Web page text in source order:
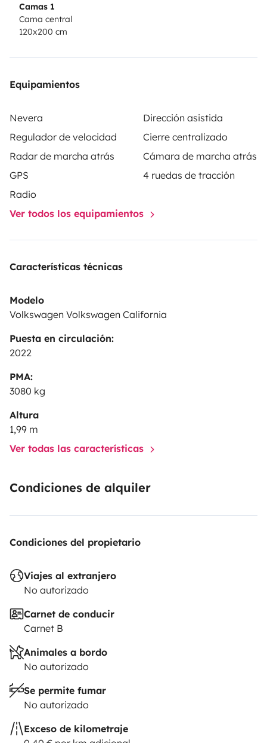
litres, plaque de cuisson 2 feux au gaz, évier et douche
extérieure (eau froide). Location porte vélo 4 vélos sur
Camas 1
Cama central
120x200 cm
Equipamientos
Nevera
Dirección asistida
Regulador de velocidad
Cierre centralizado
Radar de marcha atrás
Cámara de marcha atrás
GPS
4 ruedas de tracción
Radio
Ver todos los equipamientos
Características técnicas
Modelo
Volkswagen Volkswagen California
Puesta en circulación:
2022
PMA:
3080 kg
Altura
1,99 m
Ver todas las características
Condiciones de alquiler
Condiciones del propietario
Viajes al extranjero
No autorizado
Carnet de conducir
Carnet B
Animales a bordo
No autorizado
Se permite fumar
No autorizado
Exceso de kilometraje